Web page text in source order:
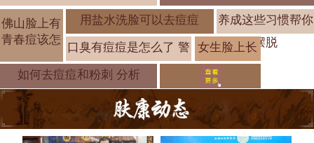
佛山脸上有
青春痘该怎
用盐水洗脸可以去痘痘
养成这些习惯帮你
摆脱
口臭有痘痘是怎么了 警 女生脸上长
痘痘形成的
如何去痘痘和粉刺 分析